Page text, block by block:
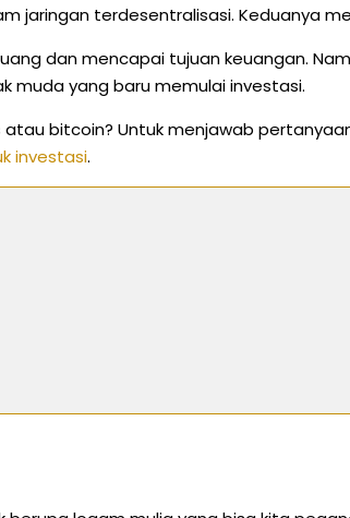
jaringan terdesentralisasi. Keduanya
dan mencapai tujuan keuangan.
muda yang baru memulai investasi.
bitcoin? Untuk menjawab
investasi.